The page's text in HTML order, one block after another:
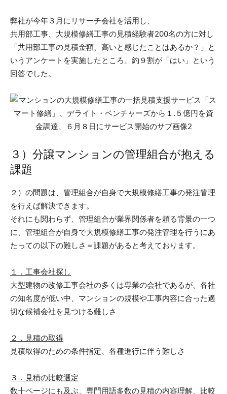
弊社が今年３月にリサーチ会社を活用し、
共用部工事、大規模修繕工事の見積経験者200名の方に対し
「共用部工事の見積金額、高いと感じたことはあるか？」と
いうアンケートを実施したところ、約９割が「はい」という
回答でした。
３）分譲マンションの管理組合が抱える
課題
２）の問題は、管理組合が自身で大規模修繕工事の発注管理
を行えば解決できます。
それにも関わらず、管理組合が業界関係者を頼る背景の一つ
に、管理組合が自身で大規模修繕工事の発注管理を行うにあ
たっての以下の難しさ＝課題があると考えております。
１．工事会社探し
大型建物の改修工事会社の多くは専業の会社であるが、各社
の知名度が低い中、マンションの規模や工事内容に合った適
切な候補会社を見つける難しさ
２．見積の取得
見積取得のための条件指定、各種進行に伴う難しさ
３．見積の比較選定
数十ページにも及ぶ、専門用語多数の見積の内容理解、比較